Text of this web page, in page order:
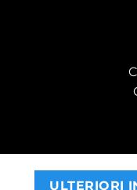
ULTERIORI